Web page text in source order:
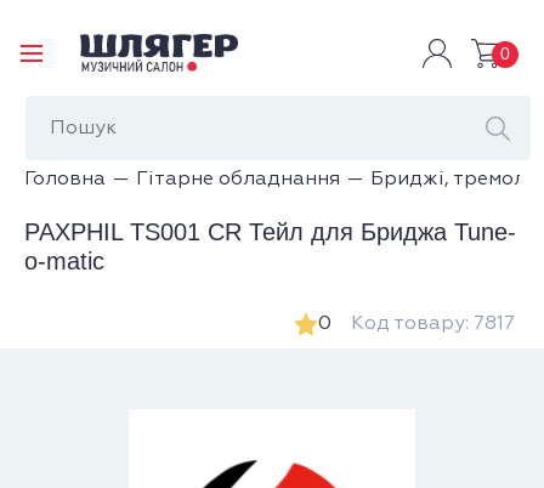
0
Головна Гітарне обладнання Бриджі, тремоло
PAXPHIL TS001 CR Тейл для Бриджа Tune-
o-matic
0 Код товару: 7817